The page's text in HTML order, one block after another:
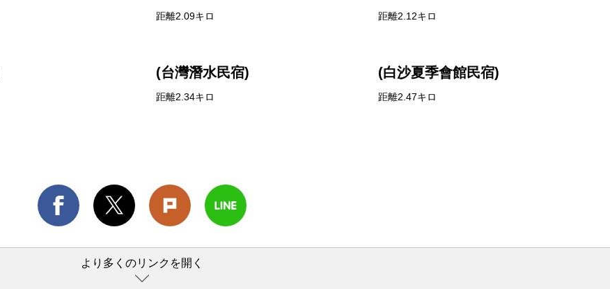
距離2.09キロ 距離2.12キロ
(台灣潛水民宿)
距離2.34キロ
(白沙夏季會館民宿)
距離2.47キロ
より多くのリンクを開く